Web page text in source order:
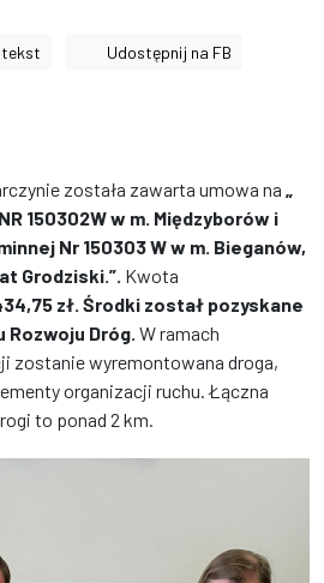
tekst Udostępnij na FB
została zawarta umowa na „
150302W w m. Międzyborów i
Nr 150303 W w m. Bieganów,
Grodziski.”. Kwota
zł. Środki został pozyskane
Rozwoju Dróg. W ramach
zostanie wyremontowana droga,
organizacji ruchu. Łączna
to ponad 2 km.